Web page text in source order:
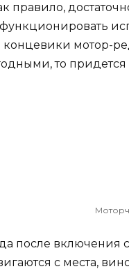
правило,
функционировать
мотор-
то придется
после включения
с места,